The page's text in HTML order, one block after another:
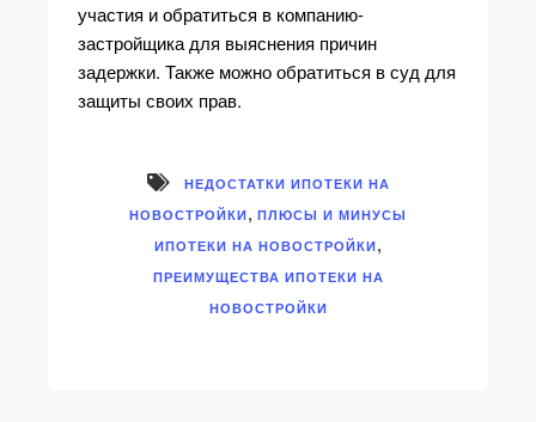
участия и обратиться в компанию-
застройщика для выяснения причин
задержки. Также можно обратиться в суд для
защиты своих прав.
НЕДОСТАТКИ ИПОТЕКИ НА
НОВОСТРОЙКИ, ПЛЮСЫ И МИНУСЫ
ИПОТЕКИ НА НОВОСТРОЙКИ,
ПРЕИМУЩЕСТВА ИПОТЕКИ НА
НОВОСТРОЙКИ